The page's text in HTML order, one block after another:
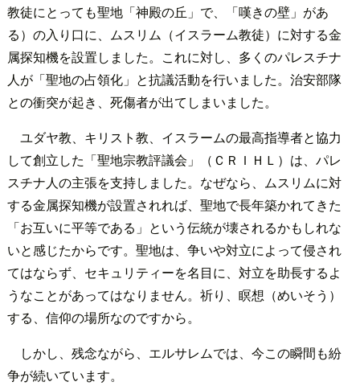
教徒にとっても聖地「神殿の丘」で、「嘆きの壁」があ
る）の入り口に、ムスリム（イスラーム教徒）に対する金
属探知機を設置しました。これに対し、多くのパレスチナ
人が「聖地の占領化」と抗議活動を行いました。治安部隊
との衝突が起き、死傷者が出てしまいました。
ユダヤ教、キリスト教、イスラームの最高指導者と協力
して創立した「聖地宗教評議会」（ＣＲＩＨＬ）は、パレ
スチナ人の主張を支持しました。なぜなら、ムスリムに対
する金属探知機が設置されれば、聖地で長年築かれてきた
「お互いに平等である」という伝統が壊されるかもしれな
いと感じたからです。聖地は、争いや対立によって侵され
てはならず、セキュリティーを名目に、対立を助長するよ
うなことがあってはなりません。祈り、瞑想（めいそう）
する、信仰の場所なのですから。
しかし、残念ながら、エルサレムでは、今この瞬間も紛
争が続いています。